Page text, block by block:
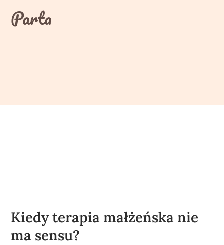
contentParta
Kiedy terapia małżeńska nie
ma sensu?